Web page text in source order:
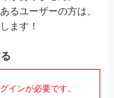
ユーザーの方は、
ます！
インが必要です。